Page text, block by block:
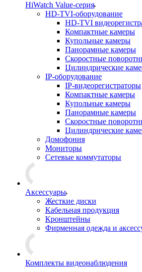
HiWatch Value-серия
HD-TVI-оборудование
HD-TVI
Компактные камеры
Купольные камеры
Панорамные камеры
Скоростные
Цилиндрические
IP-оборудование
IP-видеорегистраторы
Компактные камеры
Купольные камеры
Панорамные камеры
Скоростные
Цилиндрические
Домофония
Мониторы
Сетевые коммутаторы
Аксессуары
Жесткие диски
Кабельная продукция
Кронштейны
Фирменная одежда и
Комплекты видеонаблюдения